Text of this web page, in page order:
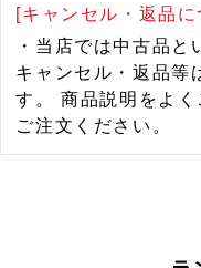
[キャンセル・返品
・当店では中古品と
キャンセル・返品等
す。 商品説明をよ
ご注文ください。